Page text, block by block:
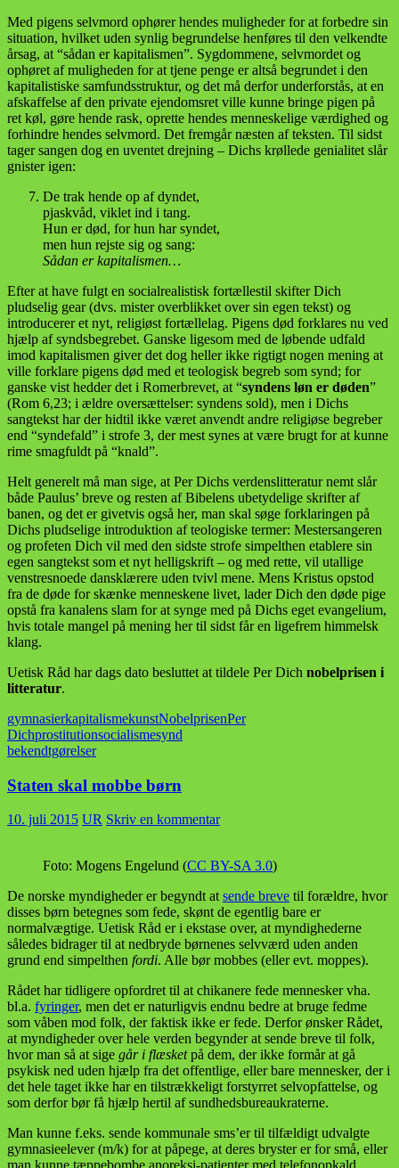
Med pigens selvmord ophører hendes muligheder for at forbedre sin
situation, hvilket uden synlig begrundelse henføres til den velkendte
årsag, at “sådan er kapitalismen”. Sygdommene, selvmordet og
ophøret af muligheden for at tjene penge er altså begrundet i den
kapitalistiske samfundsstruktur, og det må derfor underforstås, at en
afskaffelse af den private ejendomsret ville kunne bringe pigen på
ret køl, gøre hende rask, oprette hendes menneskelige værdighed og
forhindre hendes selvmord. Det fremgår næsten af teksten. Til sidst
tager sangen dog en uventet drejning – Dichs krøllede genialitet slår
gnister igen:
De trak hende op af dyndet,
pjaskvåd, viklet ind i tang.
Hun er død, for hun har syndet,
men hun rejste sig og sang:
Sådan er kapitalismen…
Efter at have fulgt en socialrealistisk fortællestil skifter Dich
pludselig gear (dvs. mister overblikket over sin egen tekst) og
introducerer et nyt, religiøst fortællelag. Pigens død forklares nu ved
hjælp af syndsbegrebet. Ganske ligesom med de løbende udfald
imod kapitalismen giver det dog heller ikke rigtigt nogen mening at
ville forklare pigens død med et teologisk begreb som synd; for
ganske vist hedder det i Romerbrevet, at “syndens løn er døden”
(Rom 6,23; i ældre oversættelser: syndens sold), men i Dichs
sangtekst har der hidtil ikke været anvendt andre religiøse begreber
end “syndefald” i strofe 3, der mest synes at være brugt for at kunne
rime smagfuldt på “knald”.
Helt generelt må man sige, at Per Dichs verdenslitteratur nemt slår
både Paulus’ breve og resten af Bibelens ubetydelige skrifter af
banen, og det er givetvis også her, man skal søge forklaringen på
Dichs pludselige introduktion af teologiske termer: Mestersangeren
og profeten Dich vil med den sidste strofe simpelthen etablere sin
egen sangtekst som et nyt helligskrift – og med rette, vil utallige
venstresnoede dansklærere uden tvivl mene. Mens Kristus opstod
fra de døde for skænke menneskene livet, lader Dich den døde pige
opstå fra kanalens slam for at synge med på Dichs eget evangelium,
hvis totale mangel på mening her til sidst får en ligefrem himmelsk
klang.
Uetisk Råd har dags dato besluttet at tildele Per Dich nobelprisen i
litteratur.
gymnasierkapitalismekunstNobelprisenPer
Dichprostitutionsocialismesynd
bekendtgørelser
Staten skal mobbe børn
10. juli 2015 UR Skriv en kommentar
Foto: Mogens Engelund (CC BY-SA 3.0)
De norske myndigheder er begyndt at sende breve til forældre, hvor
disses børn betegnes som fede, skønt de egentlig bare er
normalvægtige. Uetisk Råd er i ekstase over, at myndighederne
således bidrager til at nedbryde børnenes selvværd uden anden
grund end simpelthen fordi. Alle bør mobbes (eller evt. moppes).
Rådet har tidligere opfordret til at chikanere fede mennesker vha.
bl.a. fyringer, men det er naturligvis endnu bedre at bruge fedme
som våben mod folk, der faktisk ikke er fede. Derfor ønsker Rådet,
at myndigheder over hele verden begynder at sende breve til folk,
hvor man så at sige går i flæsketpå dem, der ikke formår at gå
psykisk ned uden hjælp fra det offentlige, eller bare mennesker, der i
det hele taget ikke har en tilstrækkeligt forstyrret selvopfattelse, og
som derfor bør få hjælp hertil af sundhedsbureaukraterne.
Man kunne f.eks. sende kommunale sms’er til tilfældigt udvalgte
gymnasieelever (m/k) for at påpege, at deres bryster er for små, eller